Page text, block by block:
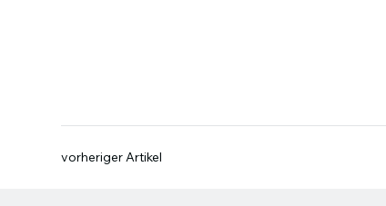
vorheriger Artikel